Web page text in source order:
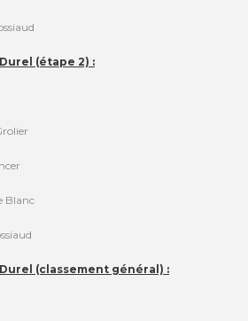
(étape 2) :
Blanc
(classement général) :